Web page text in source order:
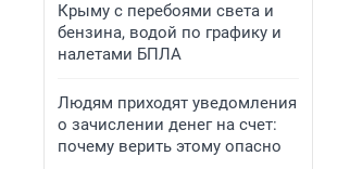
Крыму с перебоями света и
бензина, водой по графику и
налетами БПЛА
Людям приходят уведомления
о зачислении денег на счет:
почему верить этому опасно